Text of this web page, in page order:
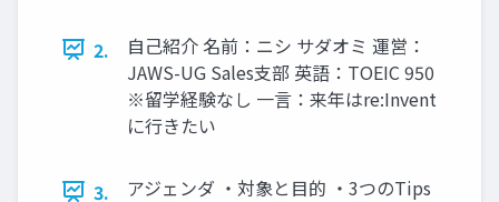
2.
自己紹介 名前：ニシ サダオミ 運営：
JAWS-UG Sales支部 英語：TOEIC 950
※留学経験なし 一言：来年はre:Invent
に行きたい
3.
アジェンダ ・対象と目的 ・3つのTips